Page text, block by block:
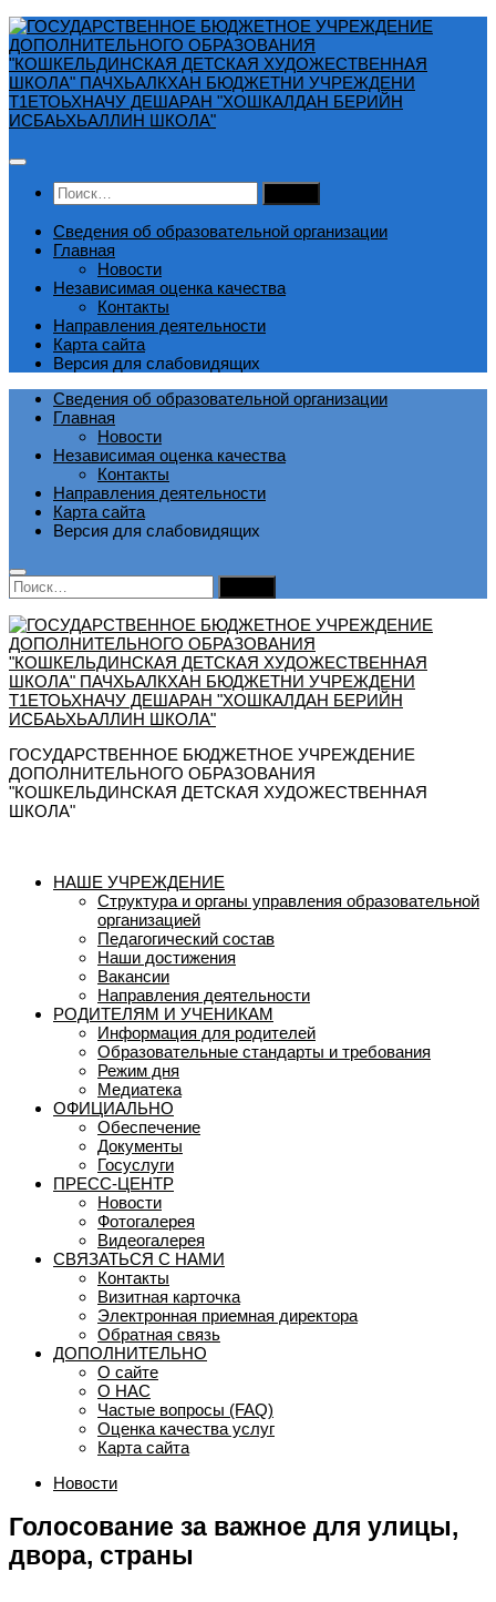
Перейти
к
содержимому
Найти:
Сведения об образовательной организации
Главная
Новости
Независимая оценка качества
Контакты
Направления деятельности
Карта сайта
Версия для слабовидящих
Сведения об образовательной организации
Главная
Новости
Независимая оценка качества
Контакты
Направления деятельности
Карта сайта
Версия для слабовидящих
Найти:
ГОСУДАРСТВЕННОЕ БЮДЖЕТНОЕ УЧРЕЖДЕНИЕ
ДОПОЛНИТЕЛЬНОГО ОБРАЗОВАНИЯ
"КОШКЕЛЬДИНСКАЯ ДЕТСКАЯ ХУДОЖЕСТВЕННАЯ
ШКОЛА"
НАШЕ УЧРЕЖДЕНИЕ
Структура и органы управления образовательной
организацией
Педагогический состав
Наши достижения
Вакансии
Направления деятельности
РОДИТЕЛЯМ И УЧЕНИКАМ
Информация для родителей
Образовательные стандарты и требования
Режим дня
Медиатека
ОФИЦИАЛЬНО
Обеспечение
Документы
Госуслуги
ПРЕСС-ЦЕНТР
Новости
Фотогалерея
Видеогалерея
СВЯЗАТЬСЯ С НАМИ
Контакты
Визитная карточка
Электронная приемная директора
Обратная связь
ДОПОЛНИТЕЛЬНО
О сайте
О НАС
Частые вопросы (FAQ)
Оценка качества услуг
Карта сайта
Новости
Голосование за важное для улицы,
двора, страны